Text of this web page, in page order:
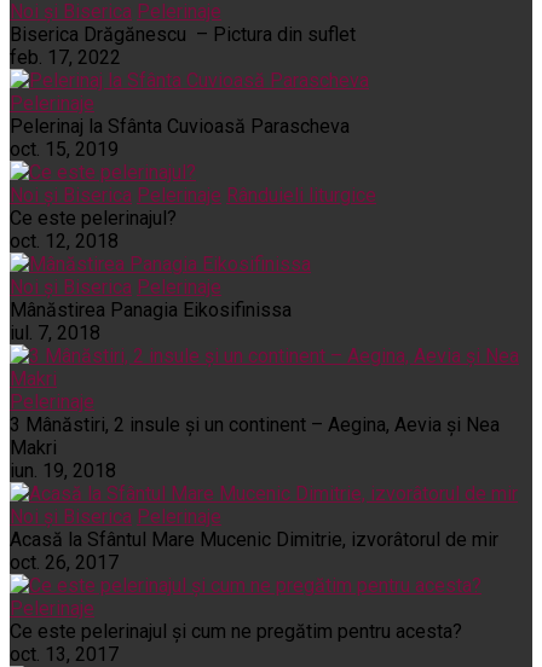
Noi și Biserica Pelerinaje
Biserica Drăgănescu – Pictura din suflet
feb. 17, 2022
Pelerinaje
Pelerinaj la Sfânta Cuvioasă Parascheva
oct. 15, 2019
Noi și Biserica Pelerinaje Rânduieli liturgice
Ce este pelerinajul?
oct. 12, 2018
Noi și Biserica Pelerinaje
Mânăstirea Panagia Eikosifinissa
iul. 7, 2018
Pelerinaje
3 Mânăstiri, 2 insule și un continent – Aegina, Aevia și Nea
Makri
iun. 19, 2018
Noi și Biserica Pelerinaje
Acasă la Sfântul Mare Mucenic Dimitrie, izvorâtorul de mir
oct. 26, 2017
Pelerinaje
Ce este pelerinajul şi cum ne pregătim pentru acesta?
oct. 13, 2017